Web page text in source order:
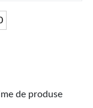
de produse